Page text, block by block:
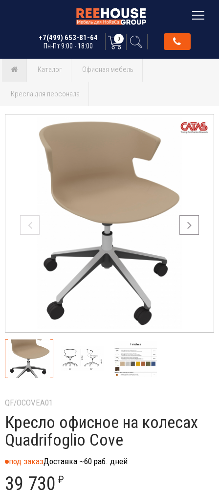
+7(499) 653-81-64
Пн-Пт 9:00 - 18:00
0
Каталог Офисная мебель
Кресла для персонала
QF/OCOVEA01
Кресло офисное на колесах
Quadrifoglio Cove
под заказДоставка ~60 раб. дней
39 730 ₽